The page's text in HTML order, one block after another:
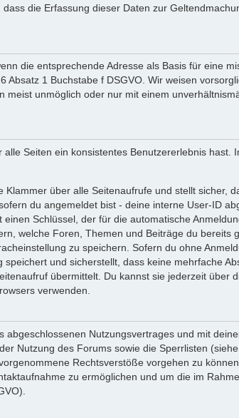
die Erfassung dieser Daten zur
die entsprechende Adresse als Basis für eine
1 Buchstabe f DSGVO. Wir weisen
unmöglich oder nur mit einem
Seiten ein konsistentes Benutzererlebnis hast.
über alle Seitenaufrufe und stellt sicher,
du angemeldet bist - deine interne User-ID
Schlüssel, der für die automatische
welche Foren, Themen und Beiträge du bereits
zu speichern. Sofern du ohne
und sicherstellt, dass keine mehrfache
übermittelt. Du kannst sie jederzeit über
verwenden.
Nutzungsvertrages und mit
Nutzung des Forums sowie die Sperrlisten
Rechtsverstöße vorgehen zu
zu ermöglichen und um die im